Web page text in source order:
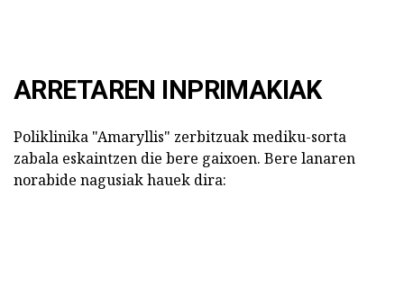
ARRETAREN INPRIMAKIAK
Poliklinika "Amaryllis" zerbitzuak mediku-sorta
zabala eskaintzen die bere gaixoen. Bere lanaren
norabide nagusiak hauek dira: